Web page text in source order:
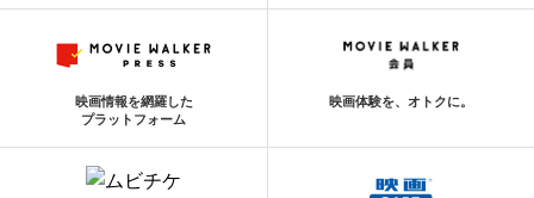
映画情報を網羅した
プラットフォーム
映画体験を、オトクに。